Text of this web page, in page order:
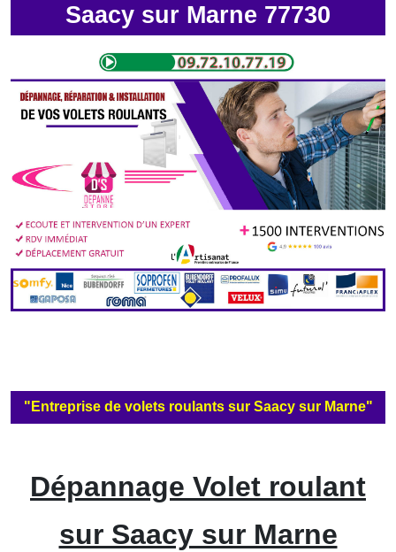
Saacy sur Marne 77730
"Entreprise de volets roulants sur Saacy sur Marne"
Dépannage Volet roulant
sur Saacy sur Marne